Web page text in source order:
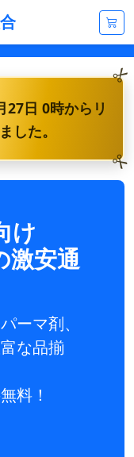
27日 0時からリ
した。
け
激安通
ーマ剤、
な品揃
料！